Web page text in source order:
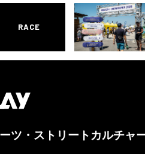
RACE
ツ・ストリートカルチャ